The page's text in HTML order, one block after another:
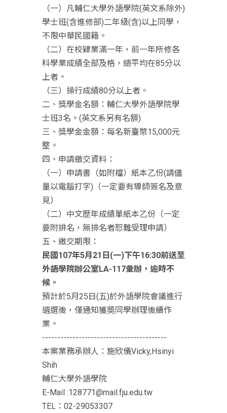
（一）凡輔仁大學外語學院(英文系除外)
學士班(含進修部)二年級(含)以上同學，
不限中華民國籍。
（二）在校肄業滿一年，前一年所修各
科學業成績全部及格，總平均在85分以
上者。
（三）操行成績80分以上者。
二、獎學金名額：輔仁大學外語學院學
士班3名。(英文系另有名額)
三、獎學金金額：每名新臺幣15,000元
整。
四、申請繳交資料：
（一）申請書（如附檔）紙本乙份(請儘
量以電腦打字)（一定要有導師簽名及意
見）
（二）中文歷年成績單紙本乙份（一定
要附排名，無排名者恕難受理申請）
五、繳交期限：
民國 107年5月 21 日 (一)下午16:30前送至
外語學院辦公室LA-117彙辦，逾時不
候。
預計於5月25日(五)於外語學院會議進行
遴選後，僅通知獲奬同學辦理後續作
業。
-----------------------------------------
本案業務承辦人：施欣儀Vicky,Hsinyi
Shih
輔仁大學外語學院
E-Mail :128771@mail.fju.edu.tw
TEL：02-29053307